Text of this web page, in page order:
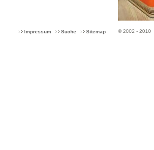
Impressum Suche Sitemap © 2002 - 2010